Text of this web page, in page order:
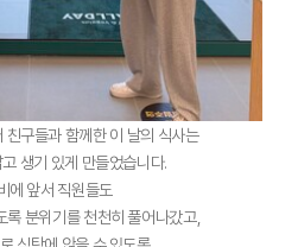
구들과 함께한 이 날의 식사는
생기 있게 만들었습니다.
에 앞서 직원들도
록 분위기를 천천히 풀어나갔고,